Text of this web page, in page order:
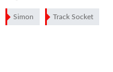
Simon Track Socket